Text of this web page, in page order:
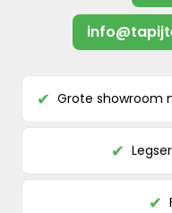
✔ Grote showroom
✔
✔